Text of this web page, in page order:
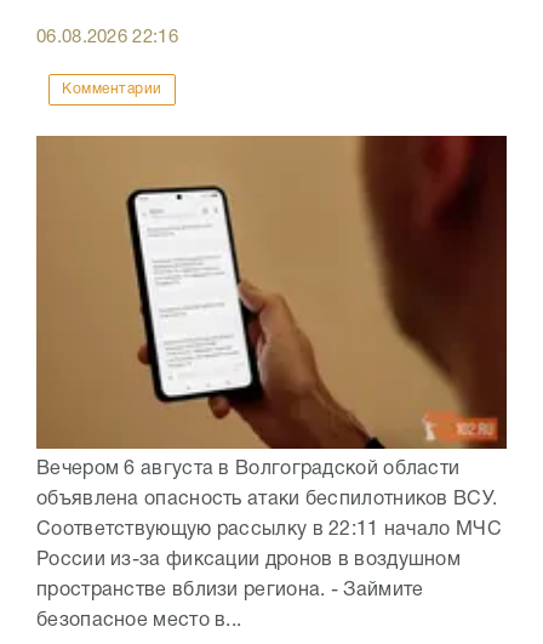
06.08.202622:16
Комментарии
Вечером 6 августа в Волгоградской области
объявлена опасность атаки беспилотников ВСУ.
Соответствующую рассылку в 22:11 начало МЧС
России из-за фиксации дронов в воздушном
пространстве вблизи региона. - Займите
безопасное место в...